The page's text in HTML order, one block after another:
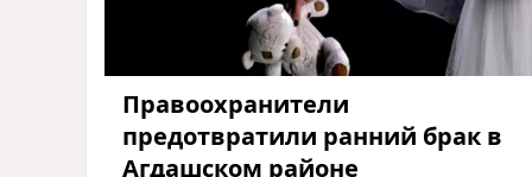
Правоохранители
предотвратили ранний брак в
Агдашском районе